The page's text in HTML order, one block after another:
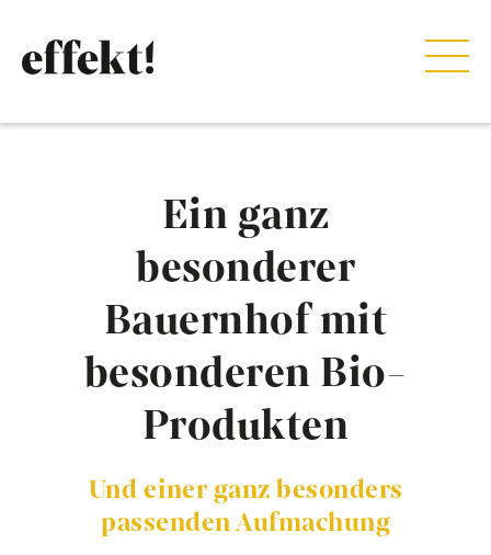
Ein ganz
besonderer
Bauernhof mit
besonderen Bio-
Produkten
Und einer ganz besonders
passenden Aufmachung